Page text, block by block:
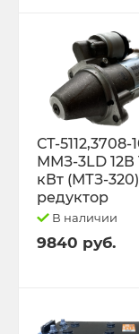
СТ-5112,3708-
ММЗ-3LD 12В
кВт (МТЗ-320)
редуктор
В наличии
9840 руб.
Трактор К-701
Трактор МТЗ-
Д-260
Трактор МТЗ-
Трактор МТЗ-
Трактор Т-130,170
Трактор Т-25,Т-